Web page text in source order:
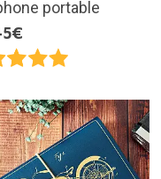
portable